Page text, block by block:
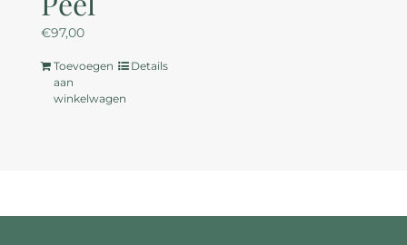
€97,00
Toevoegen
aan
winkelwagen
Details